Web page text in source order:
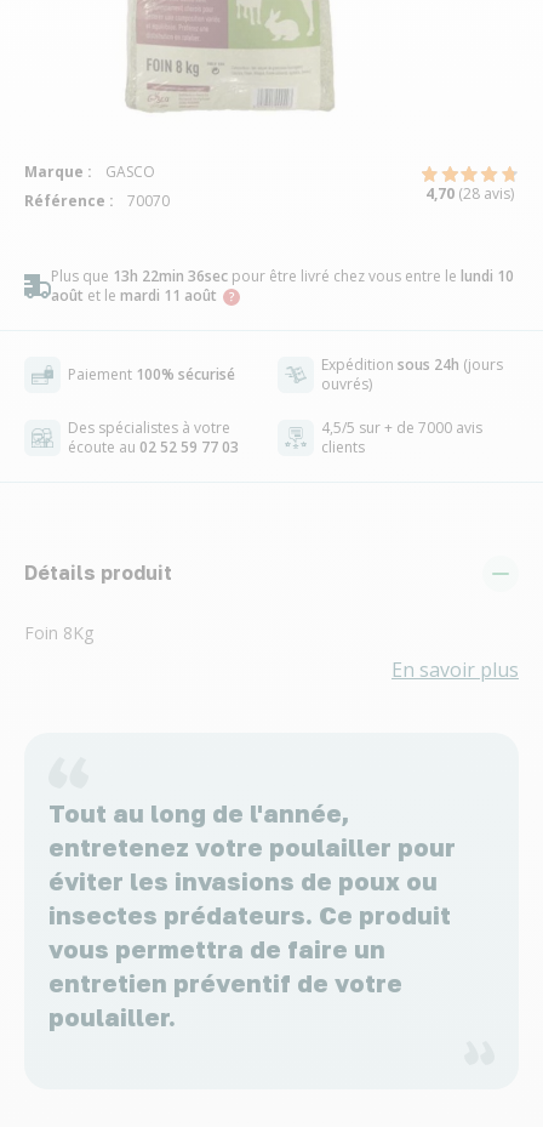
Plus que 13h 22min 35sec pour être livré chez vous entre le lundi 10
août et le mardi 11 août
Paiement 100% sécurisé Expédition sous 24h (jours
ouvrés)
Des spécialistes à votre
écoute au 02 52 59 77 03
4,5/5 sur + de 7000 avis
clients
Détails produit
Foin 8Kg
En savoir plus
Tout au long de l'année,
entretenez votre poulailler pour
éviter les invasions de poux ou
insectes prédateurs. Ce produit
vous permettra de faire un
entretien préventif de votre
poulailler.
Marque :
GASCO
Référence :
70070 4,70 (28 avis)